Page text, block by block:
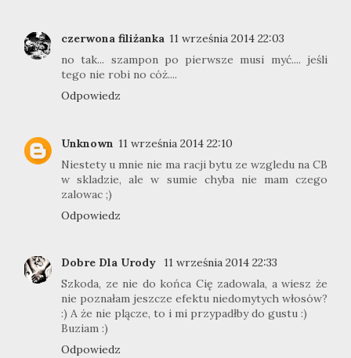
czerwona filiżanka 11 września 2014 22:03
no tak... szampon po pierwsze musi myć.... jeśli
tego nie robi no cóż....
Odpowiedz
Unknown 11 września 2014 22:10
Niestety u mnie nie ma racji bytu ze wzgledu na CB
w skladzie, ale w sumie chyba nie mam czego
zalowac ;)
Odpowiedz
Dobre Dla Urody
11 września 2014 22:33
Szkoda, ze nie do końca Cię zadowala, a wiesz że
nie poznałam jeszcze efektu niedomytych włosów?
:) A że nie plącze, to i mi przypadłby do gustu :)
Buziam :)
Odpowiedz